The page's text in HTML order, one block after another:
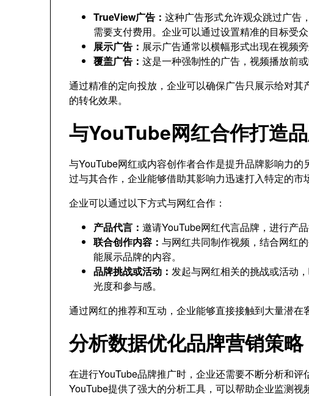
TrueView广告： 这种广告形式允许观众跳过广告
需要支付费用。企业可以通过设置精准的目标受
展示广告： 展示广告通常以横幅形式出现在视频
覆盖广告： 这是一种强制性的广告，视频播放前
通过精准的定向投放，企业可以确保广告只展示给对
的转化效果。
与YouTube网红合作打造
与YouTube网红或内容创作者合作是提升品牌影响力
过与其合作，企业能够借助其影响力迅速打入特定的市
企业可以通过以下方式与网红合作：
产品代言： 邀请YouTube网红代言品牌，进行产品
联合创作内容： 与网红共同制作视频，结合网红
能展示品牌的内容。
品牌挑战或活动： 发起与网红相关的挑战或活动
光度和参与感。
通过网红的推荐和互动，企业能够直接接触到大量潜在
分析数据优化品牌营销策略
在进行YouTube品牌推广时，企业还需要不断分析和评
YouTube提供了强大的分析工具，可以帮助企业监测视